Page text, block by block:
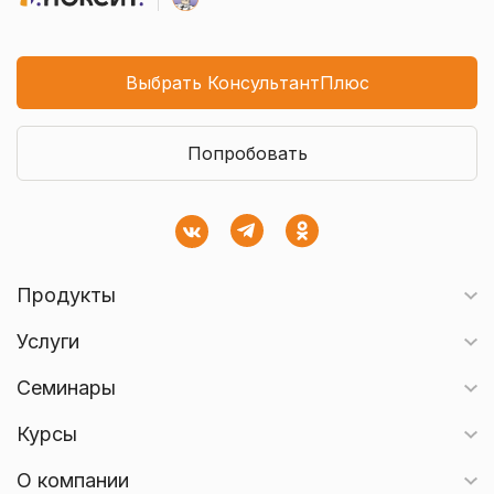
Выбрать КонсультантПлюс
Попробовать
Продукты
Услуги
Семинары
Курсы
О компании